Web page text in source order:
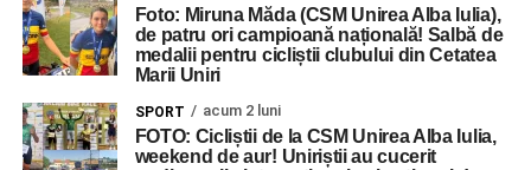
Foto: Miruna Măda (CSM Unirea Alba Iulia),
de patru ori campioană națională! Salbă de
medalii pentru cicliștii clubului din Cetatea
Marii Uniri
SPORT acum 2 luni
FOTO: Cicliștii de la CSM Unirea Alba Iulia,
weekend de aur! Uniriștii au cucerit